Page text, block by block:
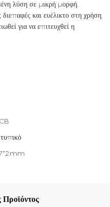
λύση σε μικρή μορφή.
και ευέλικτο στη χρήση,
για να επιτευχθεί η
Προϊόντος